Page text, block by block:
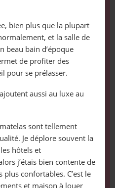
bien plus que la plupart
et la salle de
beau bain d’époque
de profiter des
pour se prélasser.
aussi au luxe au
sont tellement
Je déplore souvent la
hôtels et
j’étais bien contente de
confortables. C’est le
et maison à louer